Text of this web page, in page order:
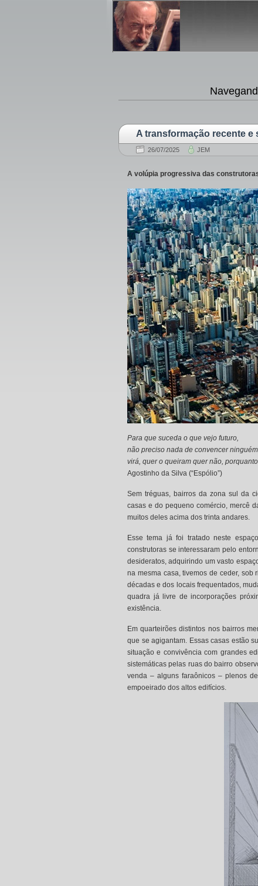
A transformação recente e
26/07/2025 JEM
A volúpia progressiva das
Para que suceda o que vejo futuro,
não preciso nada de convencer
virá, quer o queiram quer não,
Agostinho da Silva (“Espólio”)
Sem tréguas, bairros da zona sul da
casas e do pequeno comércio, mercê
muitos deles acima dos trinta andares.
Esse tema já foi tratado neste
construtoras se interessaram pelo
desideratos, adquirindo um vasto
na mesma casa, tivemos de ceder,
décadas e dos locais frequentados,
quadra já livre de incorporações
existência.
Em quarteirões distintos nos bairros
que se agigantam. Essas casas estão
situação e convivência com grandes
sistemáticas pelas ruas do bairro
venda – alguns faraônicos – plenos
empoeirado dos altos edifícios.